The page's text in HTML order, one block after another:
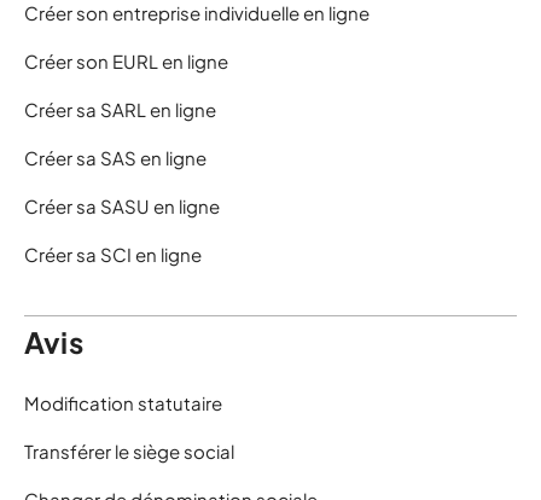
Créer son entreprise individuelle en ligne
Créer son EURL en ligne
Créer sa SARL en ligne
Créer sa SAS en ligne
Créer sa SASU en ligne
Créer sa SCI en ligne
Avis
Modification statutaire
Transférer le siège social